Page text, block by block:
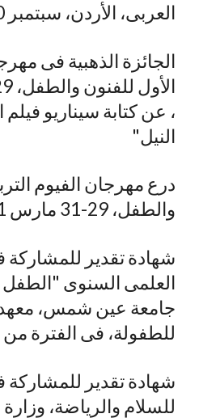
العربى، الأردن، سبتمبر 2000
الجائزة الذهبية فى
، عن كتابة سيناريو
النيل"
درع مهرجان الفيوم
والطفل، 29-31 مارس 2001
شهادة تقدير للمشاركة
العلمى السنوى "الطفل
جامعة عين شمس، معهد
للطفولة، فى الفترة من 8-10 مارس 2003.
شهادة تقدير للمشاركة
للسلام والرياضة،